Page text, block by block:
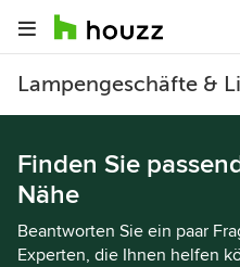
Lampengeschäfte &
Finden Sie
Nähe
Beantworten Sie ein paar
Experten, die Ihnen helfen